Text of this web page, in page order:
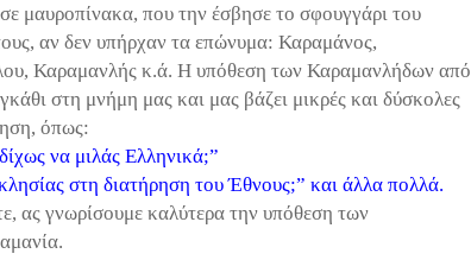
μαυροπίνακα, που την έσβησε το σφουγγάρι του
αν δεν υπήρχαν τα επώνυμα: Καραμάνος,
, Καραμανλής κ.ά. Η υπόθεση των Καραμανλήδων από
στη μνήμη μας και μας βάζει μικρές και δύσκολες
όπως:
να μιλάς Ελληνικά;”
στη διατήρηση του Έθνους;” και άλλα πολλά.
ας γνωρίσουμε καλύτερα την υπόθεση των
.